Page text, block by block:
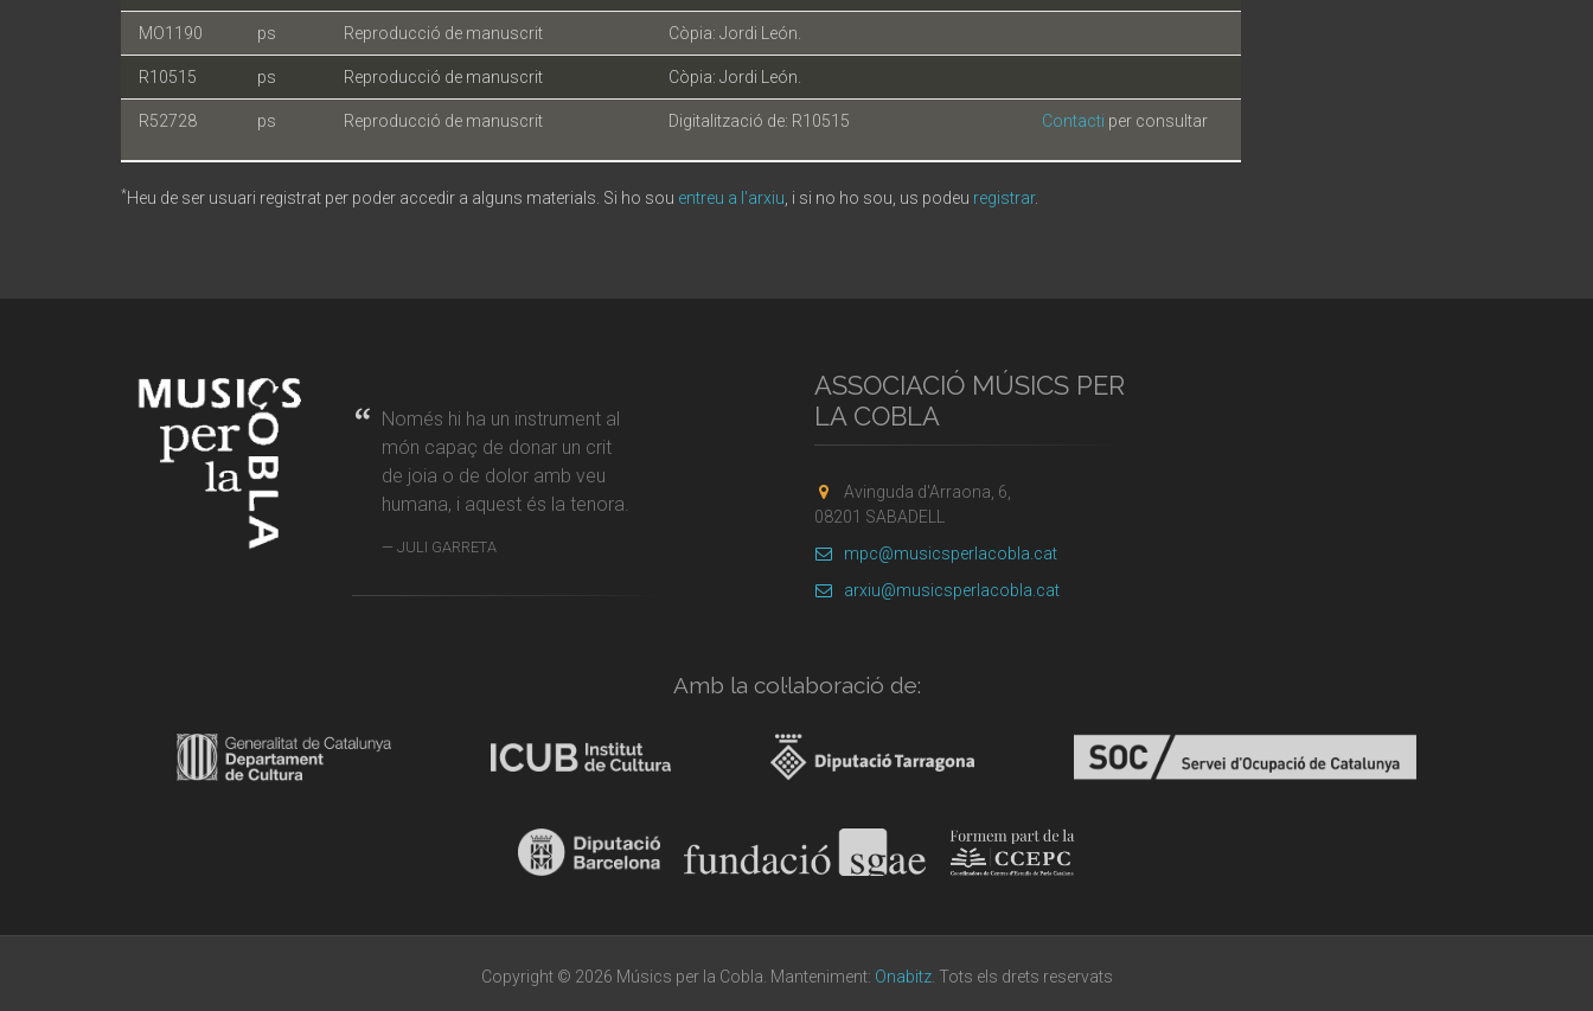
MO1190 ps Reproducció de manuscrit Còpia: Jordi León.
R10515 ps Reproducció de manuscrit Còpia: Jordi León.
R52728 ps Reproducció de manuscrit Digitalització de: R10515 Contacti per consultar
*Heu de ser usuari registrat per poder accedir a alguns materials. Si ho sou entreu a l'arxiu , i si no ho sou, us podeu registrar.
Només hi ha un instrument al
món capaç de donar un crit
de joia o de dolor amb veu
humana, i aquest és la tenora.
JULI GARRETA
ASSOCIACIÓ MÚSICS PER
LA COBLA
Avinguda d'Arraona, 6,
08201 SABADELL
mpc@musicsperlacobla.cat
arxiu@musicsperlacobla.cat
Amb la col·laboració de:
Copyright © 2026 Músics per la Cobla. Manteniment: Onabitz. Tots els drets reservats